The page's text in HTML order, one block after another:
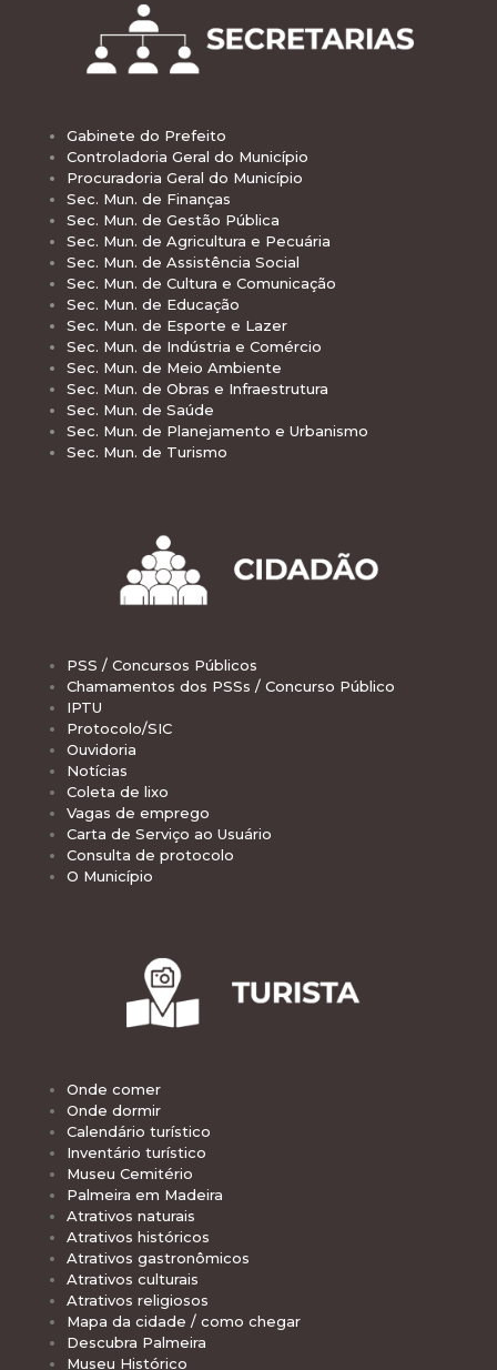
Gabinete do Prefeito
Controladoria Geral do Município
Procuradoria Geral do Município
Sec. Mun. de Finanças
Sec. Mun. de Gestão Pública
Sec. Mun. de Agricultura e Pecuária
Sec. Mun. de Assistência Social
Sec. Mun. de Cultura e Comunicação
Sec. Mun. de Educação
Sec. Mun. de Esporte e Lazer
Sec. Mun. de Indústria e Comércio
Sec. Mun. de Meio Ambiente
Sec. Mun. de Obras e Infraestrutura
Sec. Mun. de Saúde
Sec. Mun. de Planejamento e Urbanismo
Sec. Mun. de Turismo
PSS / Concursos Públicos
Chamamentos dos PSSs / Concurso Público
IPTU
Protocolo/SIC
Ouvidoria
Notícias
Coleta de lixo
Vagas de emprego
Carta de Serviço ao Usuário
Consulta de protocolo
O Município
Onde comer
Onde dormir
Calendário turístico
Inventário turístico
Museu Cemitério
Palmeira em Madeira
Atrativos naturais
Atrativos históricos
Atrativos gastronômicos
Atrativos culturais
Atrativos religiosos
Mapa da cidade / como chegar
Descubra Palmeira
Museu Histórico